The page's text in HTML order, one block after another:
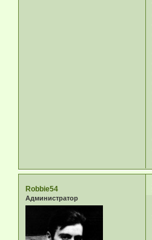
Robbie54
Администратор